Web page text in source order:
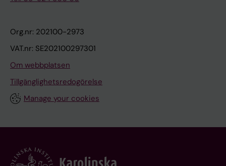
Org.nr: 202100-2973
VAT.nr: SE202100297301
Om webbplatsen
Tillgänglighetsredogörelse
Manage your cookies